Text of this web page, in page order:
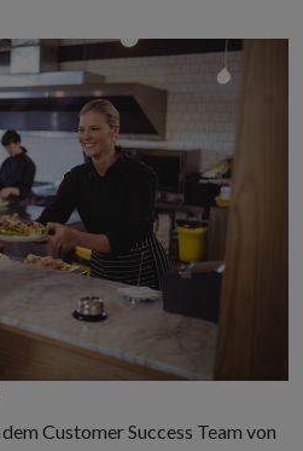
Customer Success Team von